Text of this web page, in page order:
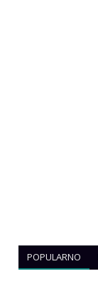
POPULARNO